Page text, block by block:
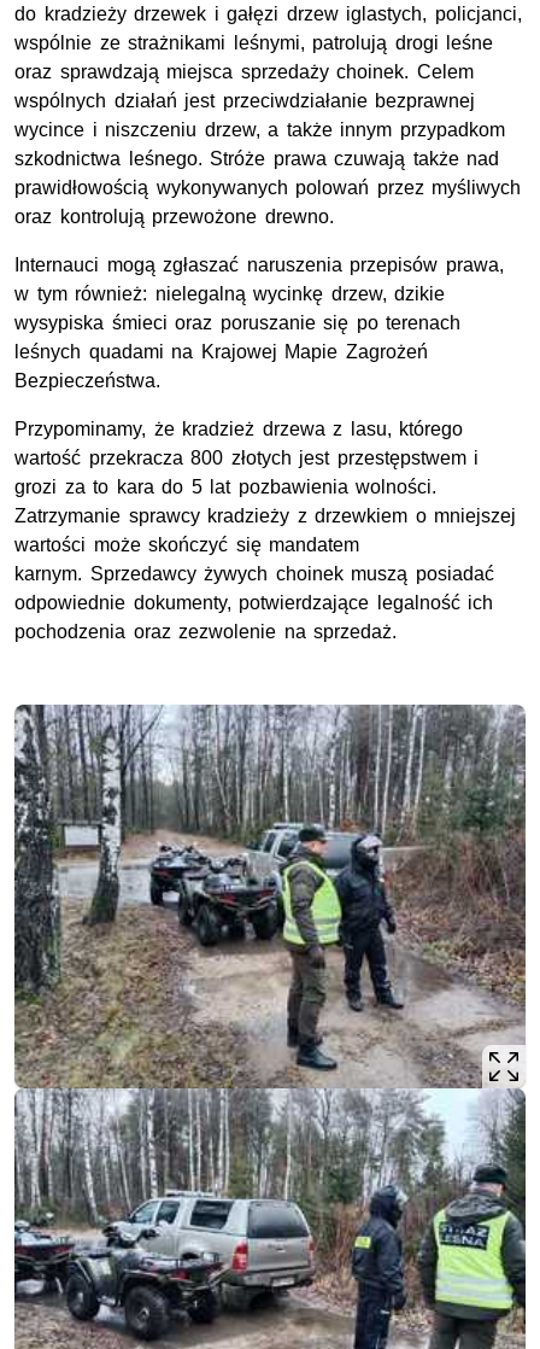
do kradzieży drzewek i gałęzi drzew iglastych, policjanci,
wspólnie ze strażnikami leśnymi, patrolują drogi leśne
oraz sprawdzają miejsca sprzedaży choinek. Celem
wspólnych działań jest przeciwdziałanie bezprawnej
wycince i niszczeniu drzew, a także innym przypadkom
szkodnictwa leśnego. Stróże prawa czuwają także nad
prawidłowością wykonywanych polowań przez myśliwych
oraz kontrolują przewożone drewno.
Internauci mogą zgłaszać naruszenia przepisów prawa,
w tym również: nielegalną wycinkę drzew, dzikie
wysypiska śmieci oraz poruszanie się po terenach
leśnych quadami na Krajowej Mapie Zagrożeń
Bezpieczeństwa.
Przypominamy, że kradzież drzewa z lasu, którego
wartość przekracza 800 złotych jest przestępstwem i
grozi za to kara do 5 lat pozbawienia wolności.
Zatrzymanie sprawcy kradzieży z drzewkiem o mniejszej
wartości może skończyć się mandatem
karnym. Sprzedawcy żywych choinek muszą posiadać
odpowiednie dokumenty, potwierdzające legalność ich
pochodzenia oraz zezwolenie na sprzedaż.